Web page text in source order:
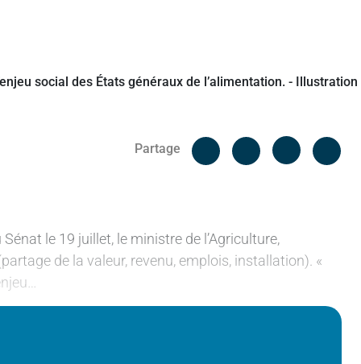
Partage
Facebook
le 19 juillet, le ministre de l’Agriculture,
de la valeur, revenu, emplois, installation). «